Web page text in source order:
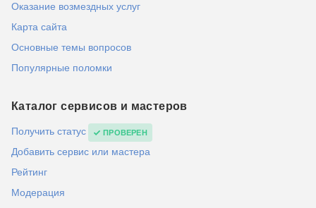
Оказание возмездных услуг
Карта сайта
Основные темы вопросов
Популярные поломки
Каталог сервисов и мастеров
Получить статус ПРОВЕРЕН
Добавить сервис или мастера
Рейтинг
Модерация